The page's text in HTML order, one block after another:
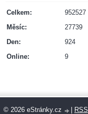
Online: 9
Celkem:
952527
Měsíc:
27739
Den:
924
© 2026 eStránky.cz RSS